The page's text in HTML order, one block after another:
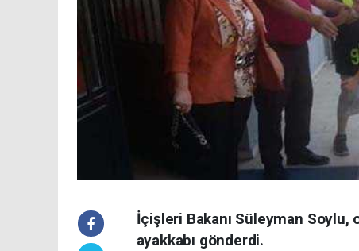
İçişleri Bakanı Süleyman
ayakkabı gönderdi.